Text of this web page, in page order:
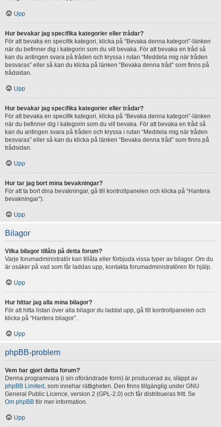
Upp
Hur bevakar jag specifika kategorier eller trådar?
För att bevaka en specifik kategori, klicka på “Bevaka denna kategori”-länken
när du befinner dig i kategorin som du vill bevaka. För att bevaka en tråd så
kan du antingen svara på tråden och kryssa i rutan “Meddela mig när tråden
besvaras” eller så kan du klicka på länken “Bevaka denna tråd” som finns på
trådsidan.
Upp
Hur bevakar jag specifika kategorier eller trådar?
För att bevaka en specifik kategori, klicka på “Bevaka denna kategori”-länken
när du befinner dig i kategorin som du vill bevaka. För att bevaka en tråd så
kan du antingen svara på tråden och kryssa i rutan “Meddela mig när tråden
besvaras” eller så kan du klicka på länken “Bevaka denna tråd” som finns på
trådsidan.
Upp
Hur tar jag bort mina bevakningar?
För att ta bort dina bevakningar, gå till kontrollpanelen och klicka på “Hantera
bevakningar”).
Upp
Bilagor
Vilka bilagor tillåts på detta forum?
Varje forumadministratör kan tillåta eller förbjuda vissa typer av bilagor. Om du
är osäker på vad som får laddas upp, kontakta forumadministratören för hjälp.
Upp
Hur hittar jag alla mina bilagor?
För att hitta listan över alla bilagor du laddat upp, gå till kontrollpanelen och
klicka på “Hantera bilagor”.
Upp
phpBB-problem
Vem har gjort detta forum?
Denna programvara (i sin oförändrade form) är producerad av, släppt av
phpBB Limited , som innehar rättigheten. Den finns tillgänglig under GNU
General Public Licence, version 2 (GPL-2.0) och får distribueras fritt. Se
Om phpBB för mer information.
Upp